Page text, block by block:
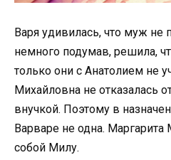
Варя удивилась, что муж не
немного подумав, решила,
только они с Анатолием не
Михайловна не отказалась
внучкой. Поэтому в
Варваре не одна.
собой Милу.